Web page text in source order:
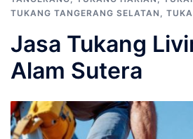
TUKANG TANGERANG SELATAN ,
Jasa Tukang
Alam Sutera